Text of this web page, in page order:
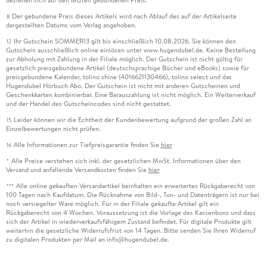
8 Der gebundene Preis dieses Artikels wird nach Ablauf des auf der Artikelseite
dargestellten Datums vom Verlag angehoben.
12 Ihr Gutschein SOMMER13 gilt bis einschließlich 10.08.2026. Sie können den
Gutschein ausschließlich online einlösen unter www.hugendubel.de. Keine Bestellung
zur Abholung mit Zahlung in der Filiale möglich. Der Gutschein ist nicht gültig für
gesetzlich preisgebundene Artikel (deutschsprachige Bücher und eBooks) sowie für
preisgebundene Kalender, tolino shine (4016621130466), tolino select und das
Hugendubel Hörbuch Abo. Der Gutschein ist nicht mit anderen Gutscheinen und
Geschenkkarten kombinierbar. Eine Barauszahlung ist nicht möglich. Ein Weiterverkauf
und der Handel des Gutscheincodes sind nicht gestattet.
15 Leider können wir die Echtheit der Kundenbewertung aufgrund der großen Zahl an
Einzelbewertungen nicht prüfen.
16 Alle Informationen zur Tiefpreisgarantie finden Sie hier
* Alle Preise verstehen sich inkl. der gesetzlichen MwSt. Informationen über den
Versand und anfallende Versandkosten finden Sie hier
*** Alle online gekauften Versandartikel beinhalten ein erweitertes Rückgaberecht von
100 Tagen nach Kaufdatum. Die Rücknahme von Bild-, Ton- und Datenträgern ist nur bei
noch versiegelter Ware möglich. Für in der Filiale gekaufte Artikel gilt ein
Rückgaberecht von 4 Wochen. Voraussetzung ist die Vorlage des Kassenbons und dass
sich der Artikel in wiederverkaufsfähigem Zustand befindet. Für digitale Produkte gilt
weiterhin die gesetzliche Widerrufsfrist von 14 Tagen. Bitte senden Sie Ihren Widerruf
zu digitalen Produkten per Mail an info@hugendubel.de.